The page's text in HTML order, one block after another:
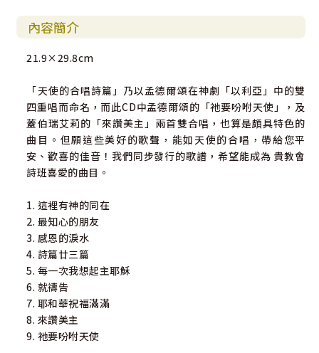
內容簡介
21.9×29.8cm
「天使的合唱詩篇」乃以孟德爾頌在神劇「以利亞」中的雙
四重唱而命名，而此CD中孟德爾頌的「祂要吩咐天使」，及
蓋伯瑞艾莉的「來讚美主」兩首雙合唱，也算是頗具特色的
曲目。但願這些美好的歌聲，能如天使的合唱，帶給您平
安、歡喜的佳音！我們同步發行的歌譜，希望能成為 貴教會
詩班喜愛的曲目。
1. 這裡有神的同在
2. 最知心的朋友
3. 感恩的淚水
4. 詩篇廿三篇
5. 每一次我想起主耶穌
6. 就禱告
7. 耶和華祝福滿滿
8. 來讚美主
9. 祂要吩咐天使